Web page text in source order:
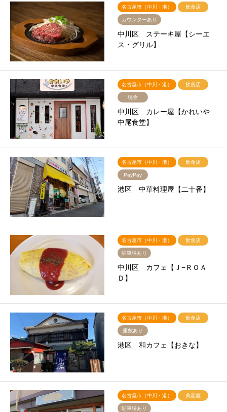
名古屋市（中川・港） 飲食店
カウンターあり
中川区 ステーキ屋【シーエ
ス・グリル】
名古屋市（中川・港） 飲食店
現金
中川区 カレー屋【かれいや
中尾食堂】
名古屋市（中川・港） 飲食店
PayPay
港区 中華料理屋【二十番】
名古屋市（中川・港） 飲食店
駐車場あり
中川区 カフェ【Ｊ−ＲＯＡ
Ｄ】
名古屋市（中川・港） 飲食店
座敷あり
港区 和カフェ【おきな】
名古屋市（中川・港） 美容室
駐車場あり